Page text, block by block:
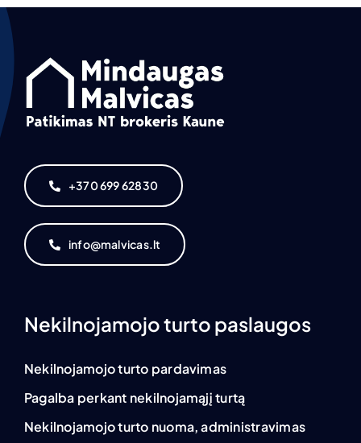
+370 699 62830
info@malvicas.lt
Nekilnojamojo turto paslaugos
Nekilnojamojo turto pardavimas
Pagalba perkant nekilnojamąjį turtą
Nekilnojamojo turto nuoma, administravimas